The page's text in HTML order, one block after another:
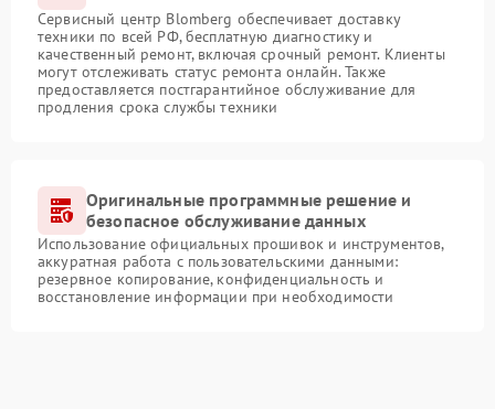
Сервисный центр Blomberg обеспечивает доставку
техники по всей РФ, бесплатную диагностику и
качественный ремонт, включая срочный ремонт. Клиенты
могут отслеживать статус ремонта онлайн. Также
предоставляется постгарантийное обслуживание для
продления срока службы техники
Оригинальные программные решение и
безопасное обслуживание данных
Использование официальных прошивок и инструментов,
аккуратная работа с пользовательскими данными:
резервное копирование, конфиденциальность и
восстановление информации при необходимости